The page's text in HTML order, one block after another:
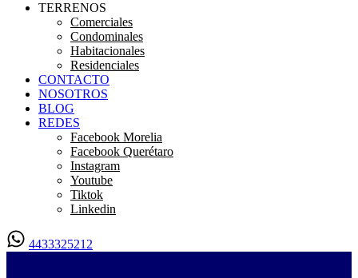
TERRENOS
Comerciales
Condominales
Habitacionales
Residenciales
CONTACTO
NOSOTROS
BLOG
REDES
Facebook Morelia
Facebook Querétaro
Instagram
Youtube
Tiktok
Linkedin
4433325212